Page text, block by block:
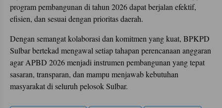
program pembangunan di tahun 2026 dapat berjalan efektif,
efisien, dan sesuai dengan prioritas daerah.
Dengan semangat kolaborasi dan komitmen yang kuat, BPKPD
Sulbar bertekad mengawal setiap tahapan perencanaan anggaran
agar APBD 2026 menjadi instrumen pembangunan yang tepat
sasaran, transparan, dan mampu menjawab kebutuhan
masyarakat di seluruh pelosok Sulbar.